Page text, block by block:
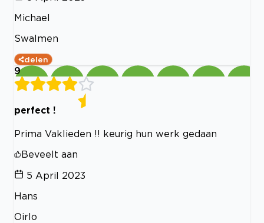
Michael
Swalmen
delen
9
perfect !
Prima Vaklieden !! keurig hun werk gedaan
Beveelt aan
5 April 2023
Hans
Oirlo